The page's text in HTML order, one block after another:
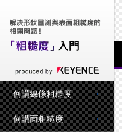
何謂線條粗糙度
何謂面粗糙度